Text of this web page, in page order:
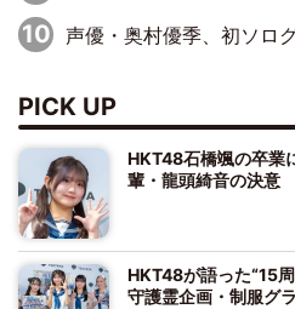
声優・奥村優季、初ソログラビアで初ソロ表紙を飾る！ 初めて見せる表
PICK UP
HKT48石橋颯の卒業
輩・龍頭綺音の決意
HKT48が語った“15
守護霊企画・制服グ